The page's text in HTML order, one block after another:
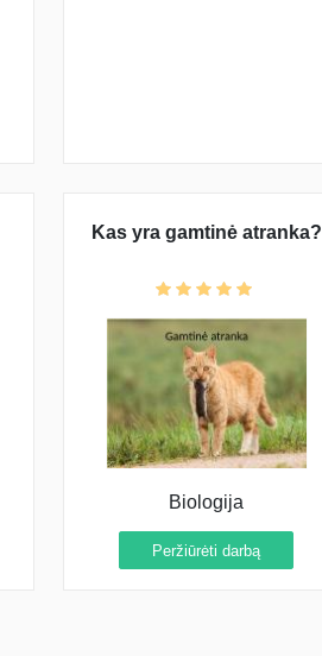
Kas yra gamtinė atranka?
Biologija
Peržiūrėti darbą